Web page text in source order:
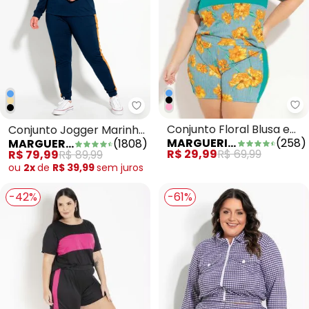
Marguerite - Conjunto Jogger
Conjunto Jogger Marinho
e Caramelo Plus Size
MARGUERITE (1808)
R$ 79,99R$ 89,99
ou 2xde R$ 39,99sem juros
Conjunto Floral Blusa e
Short Plus Size
MARGUERITE (258)
R$ 29,99R$ 69,99
-42% -61%